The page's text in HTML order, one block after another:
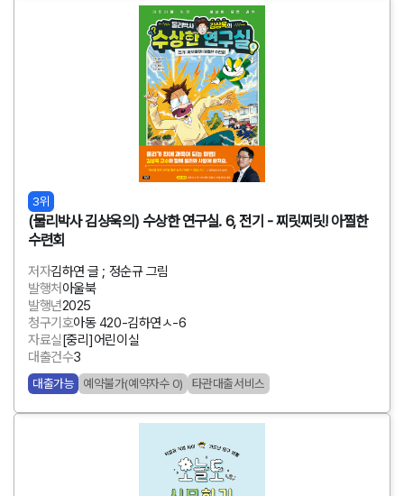
3위
(물리박사 김상욱의) 수상한 연구실. 6, 전기 - 찌릿찌릿! 아찔한
수련회
저자김하연 글 ; 정순규 그림
발행처 아울북
발행년2025
청구기호아동 420-김하연ㅅ-6
자료실[중리]어린이실
대출건수3
대출가능 예약불가(예약자수 0) 타관대출서비스